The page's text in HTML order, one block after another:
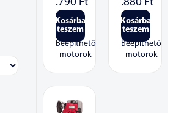
.790 Ft
Kosárba
teszem
Beépíthető
motorok
.880 Ft
Kosárba
teszem
Beépíthető
motorok